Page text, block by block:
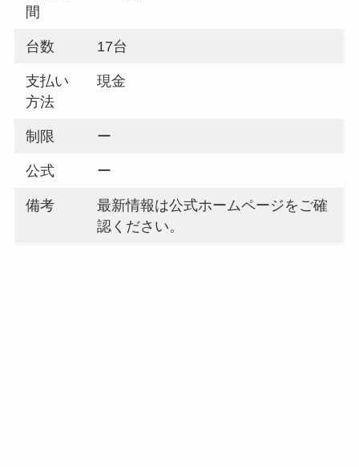
間
台数 17台
支払い
方法
現金
制限 ー
公式 ー
備考
最新情報は公式ホームページをご確
認ください。